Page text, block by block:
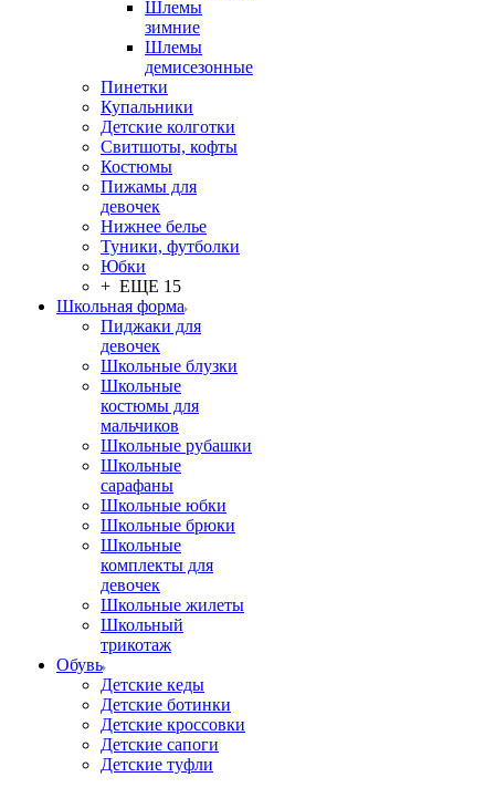
Шлемы
зимние
Шлемы
демисезонные
Пинетки
Купальники
Детские колготки
Свитшоты, кофты
Костюмы
Пижамы для
девочек
Нижнее белье
Туники, футболки
Юбки
+ ЕЩЕ 15
Школьная форма
Пиджаки для
девочек
Школьные блузки
Школьные
костюмы для
мальчиков
Школьные рубашки
Школьные
сарафаны
Школьные юбки
Школьные брюки
Школьные
комплекты для
девочек
Школьные жилеты
Школьный
трикотаж
Обувь
Детские кеды
Детские ботинки
Детские кроссовки
Детские сапоги
Детские туфли